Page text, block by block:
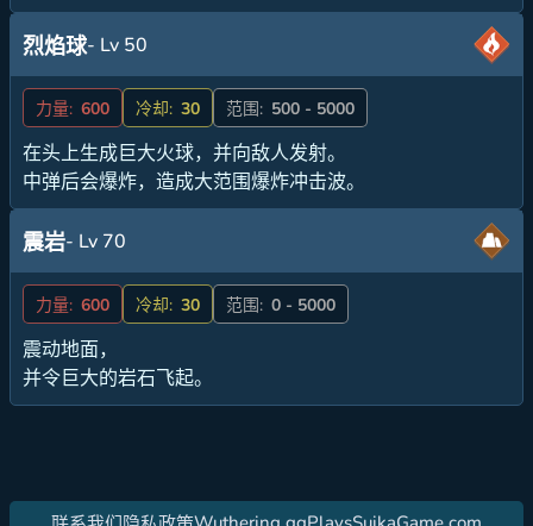
烈焰球- Lv 50
力量: 600 冷却: 30 范围: 500 - 5000
在头上生成巨大火球，并向敌人发射。
中弹后会爆炸，造成大范围爆炸冲击波。
震岩- Lv 70
力量: 600 冷却: 30 范围: 0 - 5000
震动地面，
并令巨大的岩石飞起。